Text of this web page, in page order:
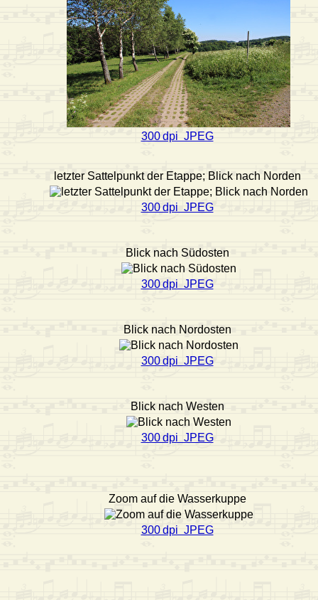
300 dpi JPEG
letzter Sattelpunkt der Etappe; Blick nach Norden
300 dpi JPEG
Blick nach Südosten
300 dpi JPEG
Blick nach Nordosten
300 dpi JPEG
Blick nach Westen
300 dpi JPEG
Zoom auf die Wasserkuppe
300 dpi JPEG